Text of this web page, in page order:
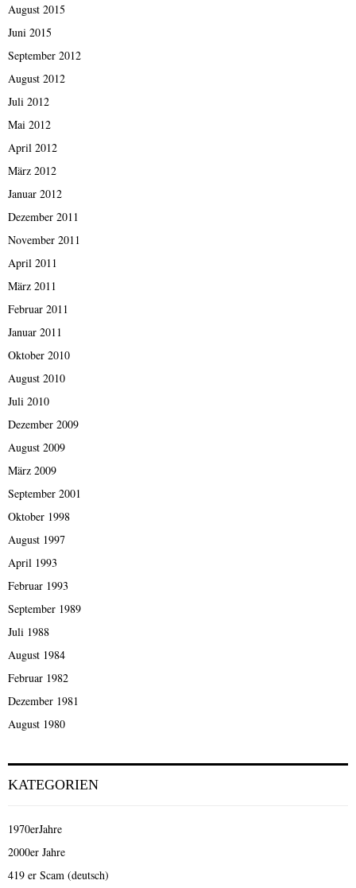
August 2015
Juni 2015
September 2012
August 2012
Juli 2012
Mai 2012
April 2012
März 2012
Januar 2012
Dezember 2011
November 2011
April 2011
März 2011
Februar 2011
Januar 2011
Oktober 2010
August 2010
Juli 2010
Dezember 2009
August 2009
März 2009
September 2001
Oktober 1998
August 1997
April 1993
Februar 1993
September 1989
Juli 1988
August 1984
Februar 1982
Dezember 1981
August 1980
KATEGORIEN
1970erJahre
2000er Jahre
419 er Scam (deutsch)